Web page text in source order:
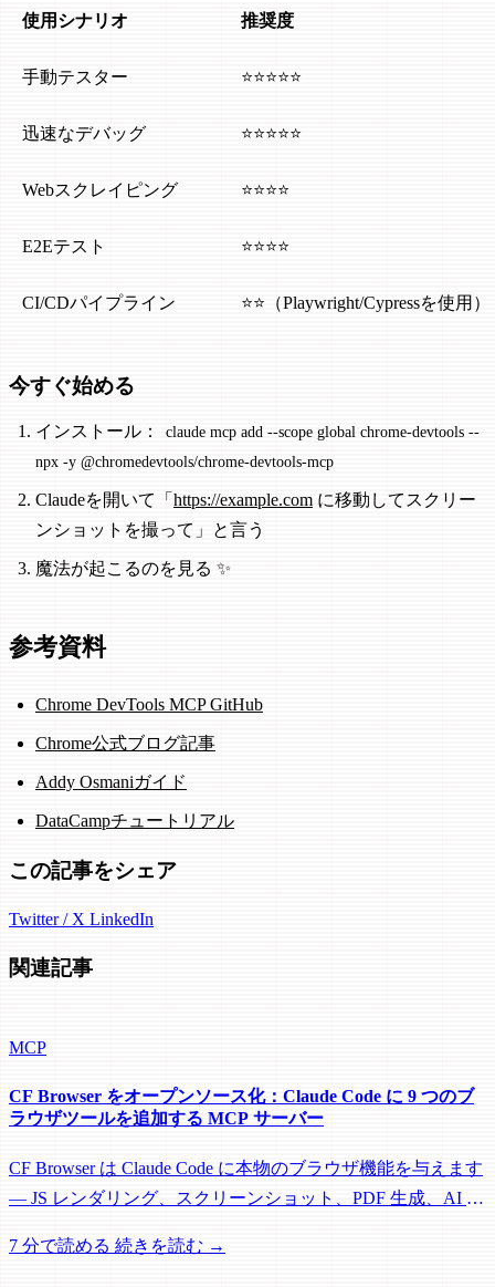
使用シナリオ 推奨度
手動テスター ⭐⭐⭐⭐⭐
迅速なデバッグ ⭐⭐⭐⭐⭐
Webスクレイピング ⭐⭐⭐⭐
E2Eテスト ⭐⭐⭐⭐
CI/CDパイプライン ⭐⭐（Playwright/Cypressを使用）
今すぐ始める
インストール：
claude mcp add --scope global chrome-devtools --
npx -y @chromedevtools/chrome-devtools-mcp
Claudeを開いて「 https://example.com に移動してスクリー
ンショットを撮って」と言う
魔法が起こるのを見る ✨
参考資料
Chrome DevTools MCP GitHub
Chrome公式ブログ記事
Addy Osmaniガイド
DataCampチュートリアル
この記事をシェア
Twitter / X LinkedIn
関連記事
MCP
CF Browser をオープンソース化：Claude Code に 9 つのブ
ラウザツールを追加する MCP サーバー
CF Browser は Claude Code に本物のブラウザ機能を与えます
— JS レンダリング、スクリーンショット、PDF 生成、AI 構
由、完全オープンソース。
7 分で読める 続きを読む →